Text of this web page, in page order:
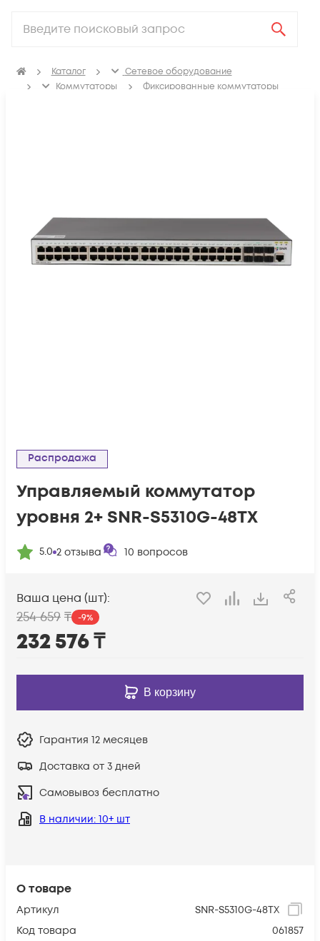
Каталог
Сетевое оборудование
Коммутаторы
Фиксированные коммутаторы
О товаре
Артикул
SNR-S5310G-48TX
Код товара
061857
Распродажа
Управляемый коммутатор
уровня 2+ SNR-S5310G-48TX
5.0 2 отзыва 10 вопросов
Ваша цена (шт):
254 659 ₸ -9%
232 576₸
В корзину
Гарантия 12 месяцев
Доставка от 3 дней
Самовывоз бесплатно
В наличии: 10+ шт